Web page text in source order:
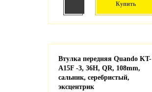
Купить
Втулка передняя Quando KT-
A15F -3, 36H, QR, 108mm,
сальник, серебристый,
эксцентрик